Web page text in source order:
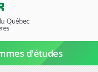
d'études